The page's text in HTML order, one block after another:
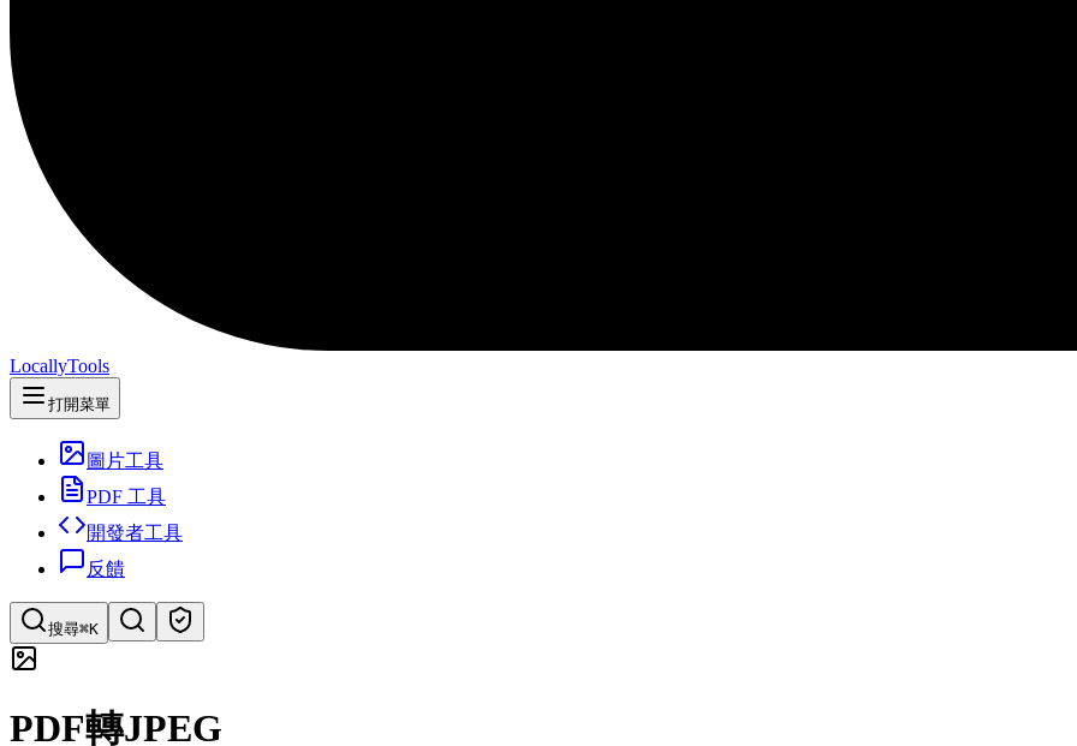
LocallyTools
打開菜單
圖片工具
PDF 工具
開發者工具
反饋
搜尋⌘K
快速搜索工具
PDF轉JPEG